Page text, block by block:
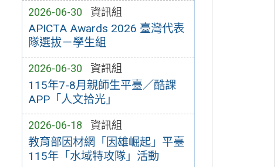
2026-06-30 資訊組
APICTA Awards 2026 臺灣代表
隊選拔－學生組
2026-06-30 資訊組
115年7-8月親師生平臺／酷課
APP「人文拾光」
2026-06-18 資訊組
教育部因材網「因雄崛起」平臺
115年「水域特攻隊」活動